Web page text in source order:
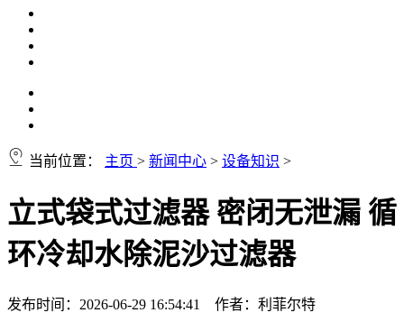
当前位置： 主页 > 新闻中心 > 设备知识 >
立式袋式过滤器 密闭无泄漏 循
环冷却水除泥沙过滤器
发布时间：2026-06-29 16:54:41 作者：利菲尔特